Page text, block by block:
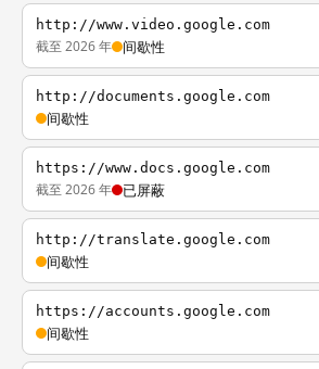
http://www.video.google.com
截至 2026 年 间歇性
http://documents.google.com
间歇性
https://www.docs.google.com
截至 2026 年 已屏蔽
http://translate.google.com
间歇性
https://accounts.google.com
间歇性